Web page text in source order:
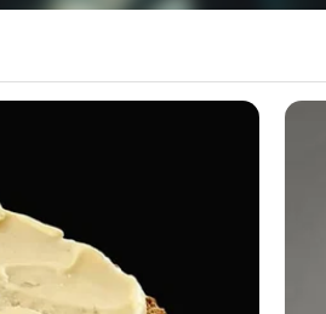
PISTE DES LIONS 09-12-